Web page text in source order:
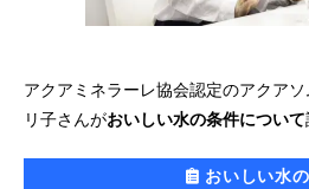
アクアミネラーレ協会認定のアクア
リ子さんがおいしい水の条件について
おいしい水